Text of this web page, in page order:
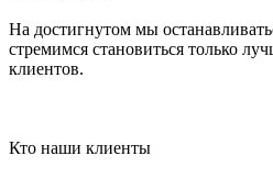
На достигнутом мы
стремимся становиться только
клиентов.
Кто наши клиенты